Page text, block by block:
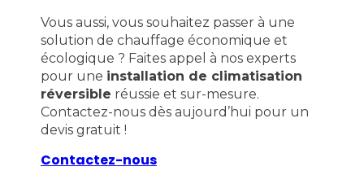
Vous aussi, vous souhaitez passer à une
solution de chauffage économique et
écologique ? Faites appel à nos experts
pour une installation de climatisation
réversible réussie et sur-mesure.
Contactez-nous dès aujourd’hui pour un
devis gratuit !
Contactez-nous